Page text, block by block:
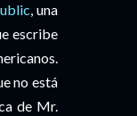
, una
escribe
no está
de Mr.